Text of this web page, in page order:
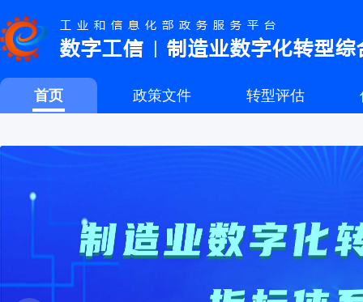
工业和信息化部政务服务平台
数字工信 ｜ 制造业数字化转型
首页 政策文件 转型评估